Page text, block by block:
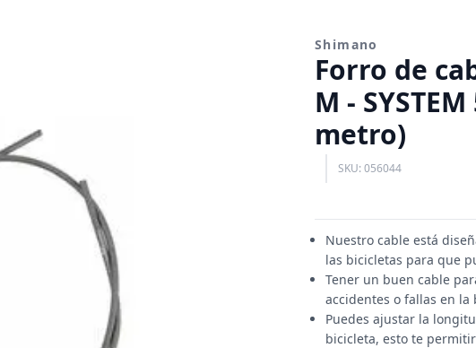
Shimano
Forro de
M -
metro)
SKU: 056044
Nuestro cable está
las bicicletas para que
Tener un buen cable
accidentes o fallas en
Puedes ajustar la
bicicleta, esto te